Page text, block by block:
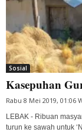
Sosial
Kasepuhan
Rabu 8 Mei 2019, 01:06
LEBAK - Ribuan
turun ke sawah untuk